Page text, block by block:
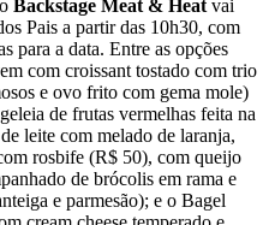
Backstage Meat & Heat vai
Pais a partir das 10h30, com
para a data. Entre as opções
com croissant tostado com trio
e ovo frito com gema mole)
de frutas vermelhas feita na
leite com melado de laranja,
rosbife (R$ 50), com queijo
de brócolis em rama e
e parmesão); e o Bagel